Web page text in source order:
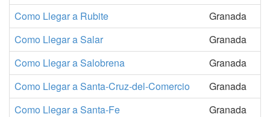
Como Llegar a Rubite
Granada
Como Llegar a Salar
Granada
Como Llegar a Salobrena
Granada
Como Llegar a Santa-Cruz-del-Comercio
Granada
Como Llegar a Santa-Fe
Granada